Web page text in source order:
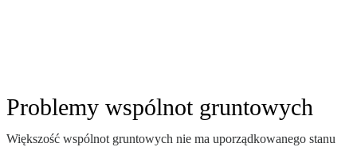
Problemy wspólnot gruntowych
Większość wspólnot gruntowych nie ma uporządkowanego stanu